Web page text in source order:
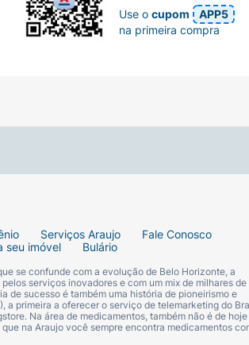
Serviços Araujo
Fale Conosco
seu imóvel Bulário
se confunde com a evolução de Belo Horizonte, a
serviços inovadores e com um mix de milhares de
de sucesso é também uma história de pioneirismo e
a primeira a oferecer o serviço de telemarketing do
Na área de medicamentos, também não é de hoje
na Araujo você sempre encontra medicamentos
Use ocupom
APP5
na primeira compra